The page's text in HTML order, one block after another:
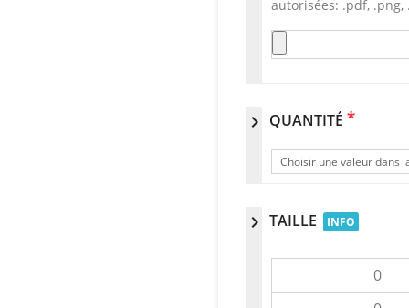
autorisées: .pdf, .png,
chevron_right QUANTITÉ *
Choisir une valeur dans
chevron_right TAILLE INFO